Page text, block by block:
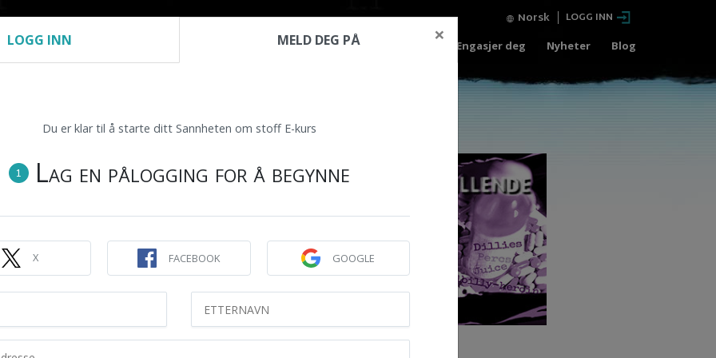
Norsk LOGG INN
Hvem vi er Gratis hefter Videoer Engasjer deg Nyheter Blog
MIDLER
vil du lære sannheten om
få rene fakta fra tidligere misbrukere
det er å bli avhengig.
×
LOGG INN MELD DEG PÅ
Du er klar til å starte ditt Sannheten om stoff E-kurs
1 Lag en pålogging for å begynne
X FACEBOOK GOOGLE